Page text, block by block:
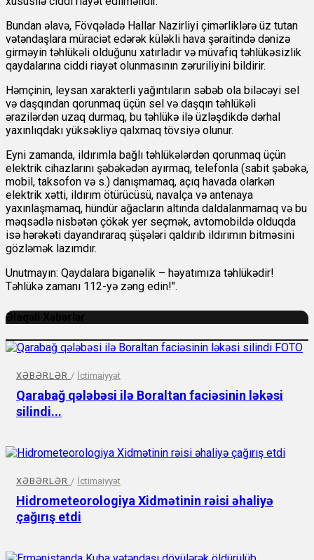
Bundan əlavə, Fövqəladə Hallar Nazirliyi çimərliklərə üz tutan
vətəndaşlara müraciət edərək küləkli hava şəraitində dənizə
girməyin təhlükəli olduğunu xatırladır və müvafiq təhlükəsizlik
qaydalarına ciddi riayət olunmasının zəruriliyini bildirir.
Həmçinin, leysan xarakterli yağıntıların səbəb ola biləcəyi sel
və daşqından qorunmaq üçün sel və daşqın təhlükəli
ərazilərdən uzaq durmaq, bu təhlükə ilə üzləşdikdə dərhal
yaxınlıqdakı yüksəkliyə qalxmaq tövsiyə olunur.
Eyni zamanda, ildırımla bağlı təhlükələrdən qorunmaq üçün
elektrik cihazlarını şəbəkədən ayırmaq, telefonla (sabit şəbəkə,
mobil, taksofon və s.) danışmamaq, açıq havada olarkən
elektrik xətti, ildırım ötürücüsü, navalça və antenaya
yaxınlaşmamaq, hündür ağacların altında daldalanmamaq və bu
məqsədlə nisbətən çökək yer seçmək, avtomobildə olduqda
isə hərəkəti dayandıraraq şüşələri qaldırıb ildırımın bitməsini
gözləmək lazımdır.
Unutmayın: Qaydalara biganəlik – həyatımıza təhlükədir!
Təhlükə zamanı 112-yə zəng edin!".
Əlaqəli Xəbərlər
XƏBƏRLƏR / İctimaiyyət
Qarabağ qələbəsi ilə Boraltan faciəsinin ləkəsi
silindi...
XƏBƏRLƏR / İctimaiyyət
Hidrometeorologiya Xidmətinin rəisi əhaliyə
çağırış etdi